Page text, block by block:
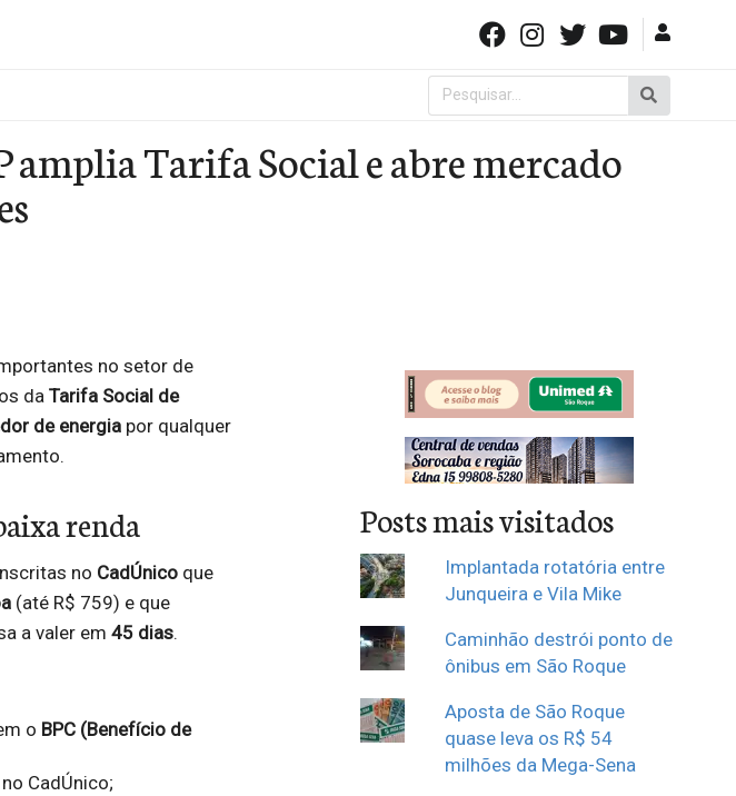
Pesquisar
por:
amplia Tarifa Social e abre mercado
no setor de
daTarifa Social de
de energiapor qualquer
renda
no CadÚnicoque
(até R$ 759) e que
a valer em 45 dias.
o BPC (Benefício de
CadÚnico;
Posts mais visitados
Implantada rotatória entre
Junqueira e Vila Mike
Caminhão destrói ponto de
ônibus em São Roque
Aposta de São Roque
quase leva os R$ 54
milhões da Mega-Sena